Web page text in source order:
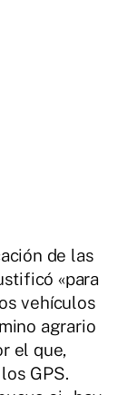
de las
«para
vehículos
agrario
el que,
GPS.